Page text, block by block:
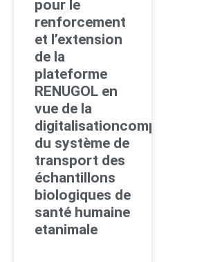
pour le
renforcement
et l’extension
de la
plateforme
RENUGOL en
vue de la
digitalisationcomplète
du système de
transport des
échantillons
biologiques de
santé humaine
etanimale